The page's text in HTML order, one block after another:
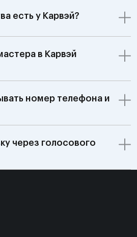
есть у Карвэй?
в Карвэй
номер телефона и
через голосового